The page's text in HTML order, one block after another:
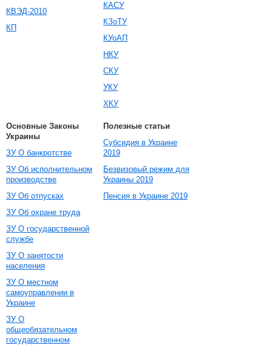
КВЭД-2010
КП
КАСУ
КЗоТУ
КУоАП
НКУ
СКУ
УКУ
ХКУ
Основные Законы
Украины
ЗУ О банкротстве
ЗУ Об исполнительном
производстве
ЗУ Об отпусках
ЗУ Об охране труда
ЗУ О государственной
службе
ЗУ О занятости
населения
ЗУ О местном
самоуправлении в
Украине
ЗУ О
общеобязательном
государственном
Полезные статьи
Субсидия в Украине
2019
Безвизовый режим для
Украины 2019
Пенсия в Украине 2019